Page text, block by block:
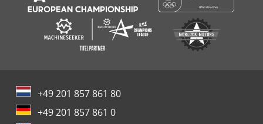
+49 201 857 861 80
+49 201 857 861 0